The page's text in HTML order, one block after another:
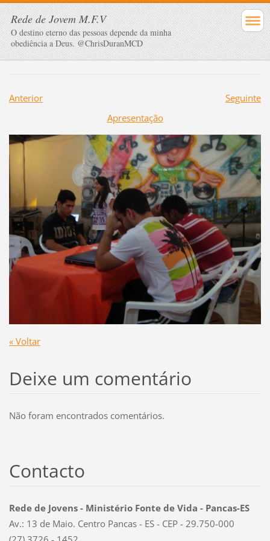
Rede de Jovem M.F.V
O destino eterno das pessoas depende da minha
obediência a Deus. @ChrisDuranMCD
Anterior
Seguinte
Apresentação
« Voltar
Deixe um comentário
Não foram encontrados comentários.
Contacto
Rede de Jovens - Ministério Fonte de Vida - Pancas-ES
Av.: 13 de Maio. Centro Pancas - ES - CEP - 29.750-000